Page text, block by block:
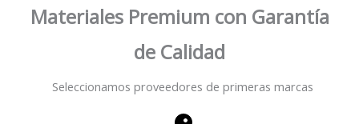
Materiales Premium con Garantía
de Calidad
Seleccionamos proveedores de primeras marcas